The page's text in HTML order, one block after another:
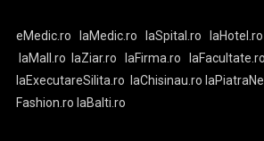
eMedic.ro laMedic.ro laSpital.ro laHotel.ro
laMall.ro
laZiar.ro laFirma.ro laFacultate.ro
laExecutareSilita.ro
laChisinau.ro
Fashion.ro laBalti.ro